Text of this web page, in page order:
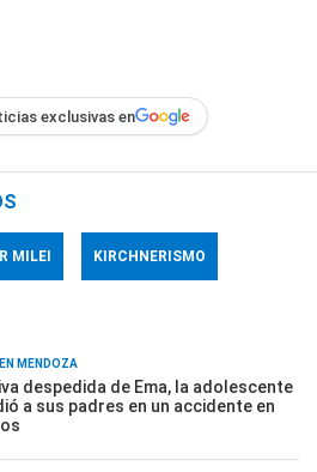
exclusivas en
MILEI KIRCHNERISMO
MENDOZA
despedida de Ema, la adolescente
a sus padres en un accidente en